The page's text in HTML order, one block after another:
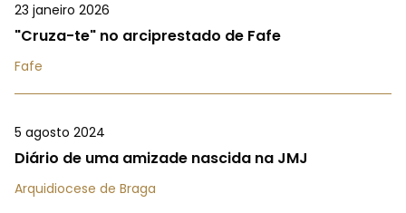
23 janeiro 2026
"Cruza-te" no arciprestado de Fafe
Fafe
5 agosto 2024
Diário de uma amizade nascida na JMJ
Arquidiocese de Braga